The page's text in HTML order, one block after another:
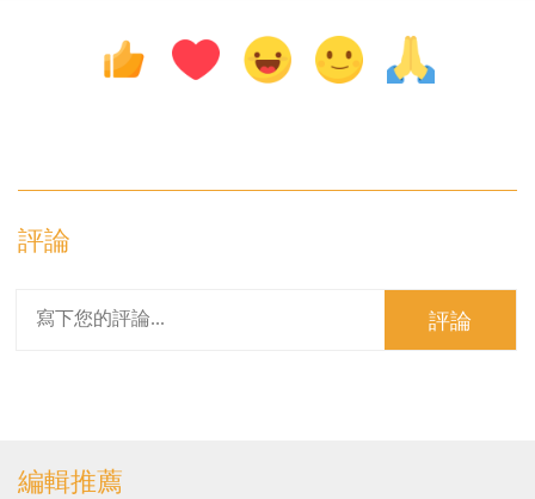
評論
評論
編輯推薦